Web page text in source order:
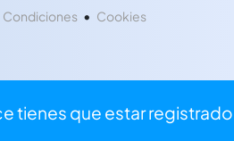
tienes que estar registrado
Condiciones• Cookies